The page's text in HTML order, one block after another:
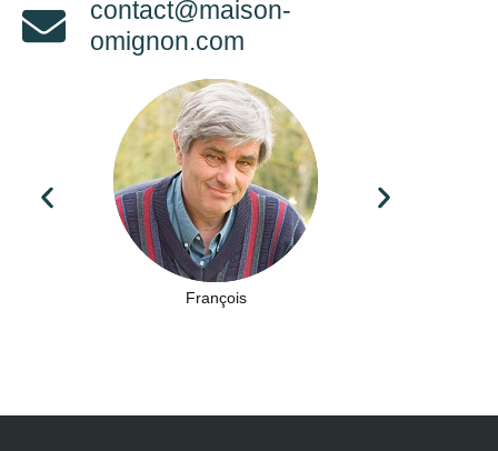
contact@maison-
omignon.com
François